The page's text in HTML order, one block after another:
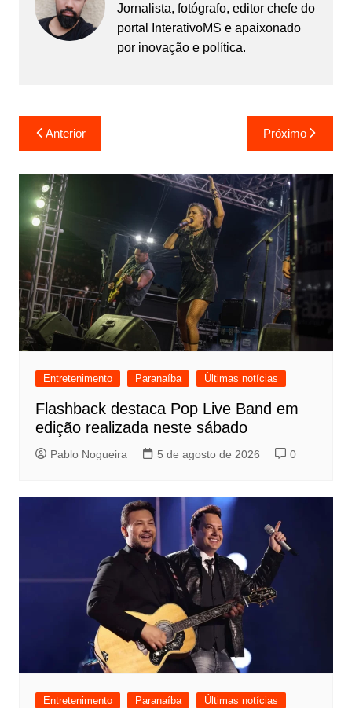
Jornalista, fotógrafo, editor chefe do
portal InterativoMS e apaixonado
por inovação e política.
Navegação
de
Post
Anterior Próximo
Entretenimento Paranaíba Últimas notícias
Flashback destaca Pop Live Band em
edição realizada neste sábado
Pablo Nogueira 5 de agosto de 2026 0
Entretenimento Paranaíba Últimas notícias